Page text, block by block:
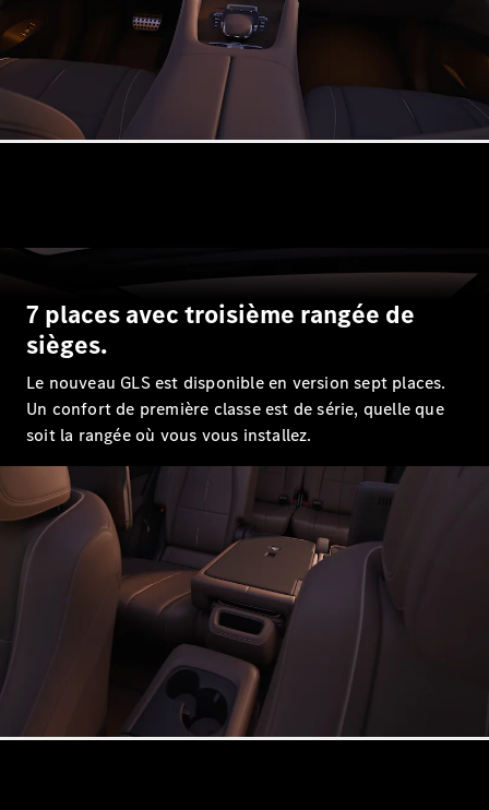
7 places avec troisième rangée de
sièges.
Le nouveau GLS est disponible en version sept places.
Un confort de première classe est de série, quelle que
soit la rangée où vous vous installez.